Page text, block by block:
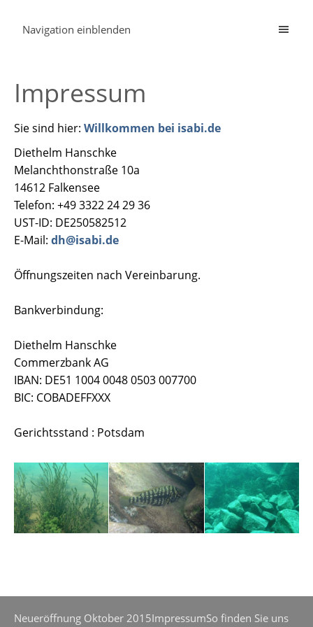
Navigation einblenden
Impressum
Sie sind hier: Willkommen bei isabi.de
Diethelm Hanschke
Melanchthonstraße 10a
14612 Falkensee
Telefon: +49 3322 24 29 36
UST-ID: DE250582512
E-Mail: dh@isabi.de
Öffnungszeiten nach Vereinbarung.
Bankverbindung:
Diethelm Hanschke
Commerzbank AG
IBAN: DE51 1004 0048 0503 007700
BIC: COBADEFFXXX
Gerichtsstand : Potsdam
Neueröffnung Oktober 2015ImpressumSo finden Sie uns